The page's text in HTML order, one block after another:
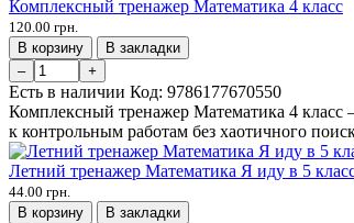
Комплексный тренажер Математика 4 класс
120.00 грн.
В корзину
В закладки
–
+
Есть в наличии Код: 9786177670550
Комплексный тренажер Математика 4 класс
к контрольным работам без хаотичного
Летний тренажер Математика Я иду в 5
44.00 грн.
В корзину
В закладки